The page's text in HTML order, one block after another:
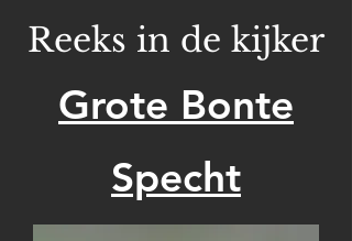
Reeks in de kijker
Grote Bonte
Specht